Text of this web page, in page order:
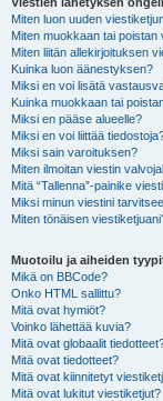
Miten luon uuden
Miten muokkaan tai poistan
Miten liitän allekirjoituksen
Kuinka luon äänestyksen?
Miksi en voi lisätä
Kuinka muokkaan tai
Miksi en pääse alueelle?
Miksi en voi liittää
Miksi sain varoituksen?
Miten ilmoitan viestin
Mitä “Tallenna”-painike
Miksi minun viestini
Miten tönäisen
Muotoilu ja aiheiden
Mikä on BBCode?
Onko HTML sallittu?
Mitä ovat hymiöt?
Voinko lähettää kuvia?
Mitä ovat globaalit
Mitä ovat tiedotteet?
Mitä ovat kiinnitetyt
Mitä ovat lukitut viestiketjut?